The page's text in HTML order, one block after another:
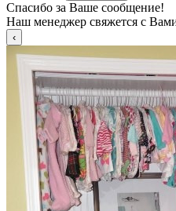
Спасибо за Ваше сообщение!
Наш менеджер свяжется с